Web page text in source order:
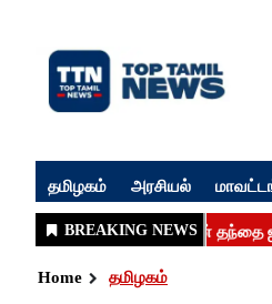
தமிழகம் அரசியல்
Home தமிழகம்